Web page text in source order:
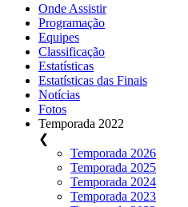
Onde Assistir
Programação
Equipes
Classificação
Estatísticas
Estatísticas das Finais
Notícias
Fotos
Temporada 2022
❮
Temporada 2026
Temporada 2025
Temporada 2024
Temporada 2023